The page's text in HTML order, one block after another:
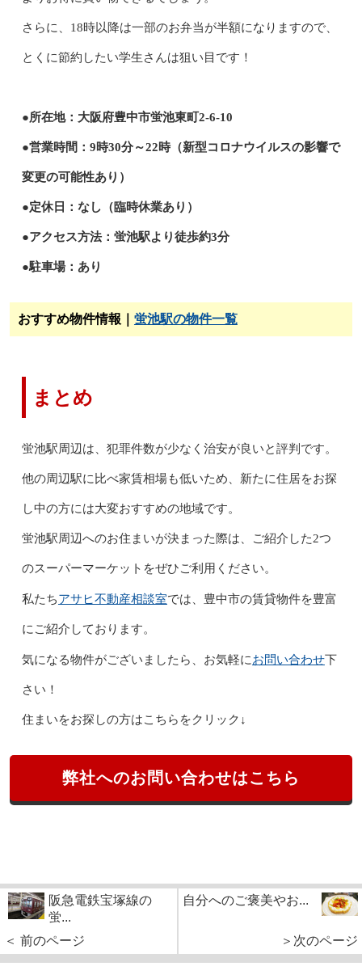
さらに、18時以降は一部のお弁当が半額になりますので、
とくに節約したい学生さんは狙い目です！
●所在地：大阪府豊中市蛍池東町2-6-10
●営業時間：9時30分～22時（新型コロナウイルスの影響で
変更の可能性あり）
●定休日：なし（臨時休業あり）
●アクセス方法：蛍池駅より徒歩約3分
●駐車場：あり
おすすめ物件情報｜ 蛍池駅の物件一覧
まとめ
蛍池駅周辺は、犯罪件数が少なく治安が良いと評判です。
他の周辺駅に比べ家賃相場も低いため、新たに住居をお探
し中の方には大変おすすめの地域です。
蛍池駅周辺へのお住まいが決まった際は、ご紹介した2つ
のスーパーマーケットをぜひご利用ください。
私たちアサヒ不動産相談室では、豊中市の賃貸物件を豊富
にご紹介しております。
気になる物件がございましたら、お気軽にお問い合わせ下
さい！
住まいをお探しの方はこちらをクリック↓
弊社へのお問い合わせはこちら
阪急電鉄宝塚線の
蛍...
＜ 前のページ
自分へのご褒美やお...
＞次のページ